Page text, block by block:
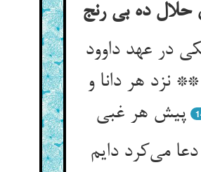
حلال ده بی رنج
در عهد داوود
نزد هر دانا و
پیش هر غبی
می‌کرد دایم